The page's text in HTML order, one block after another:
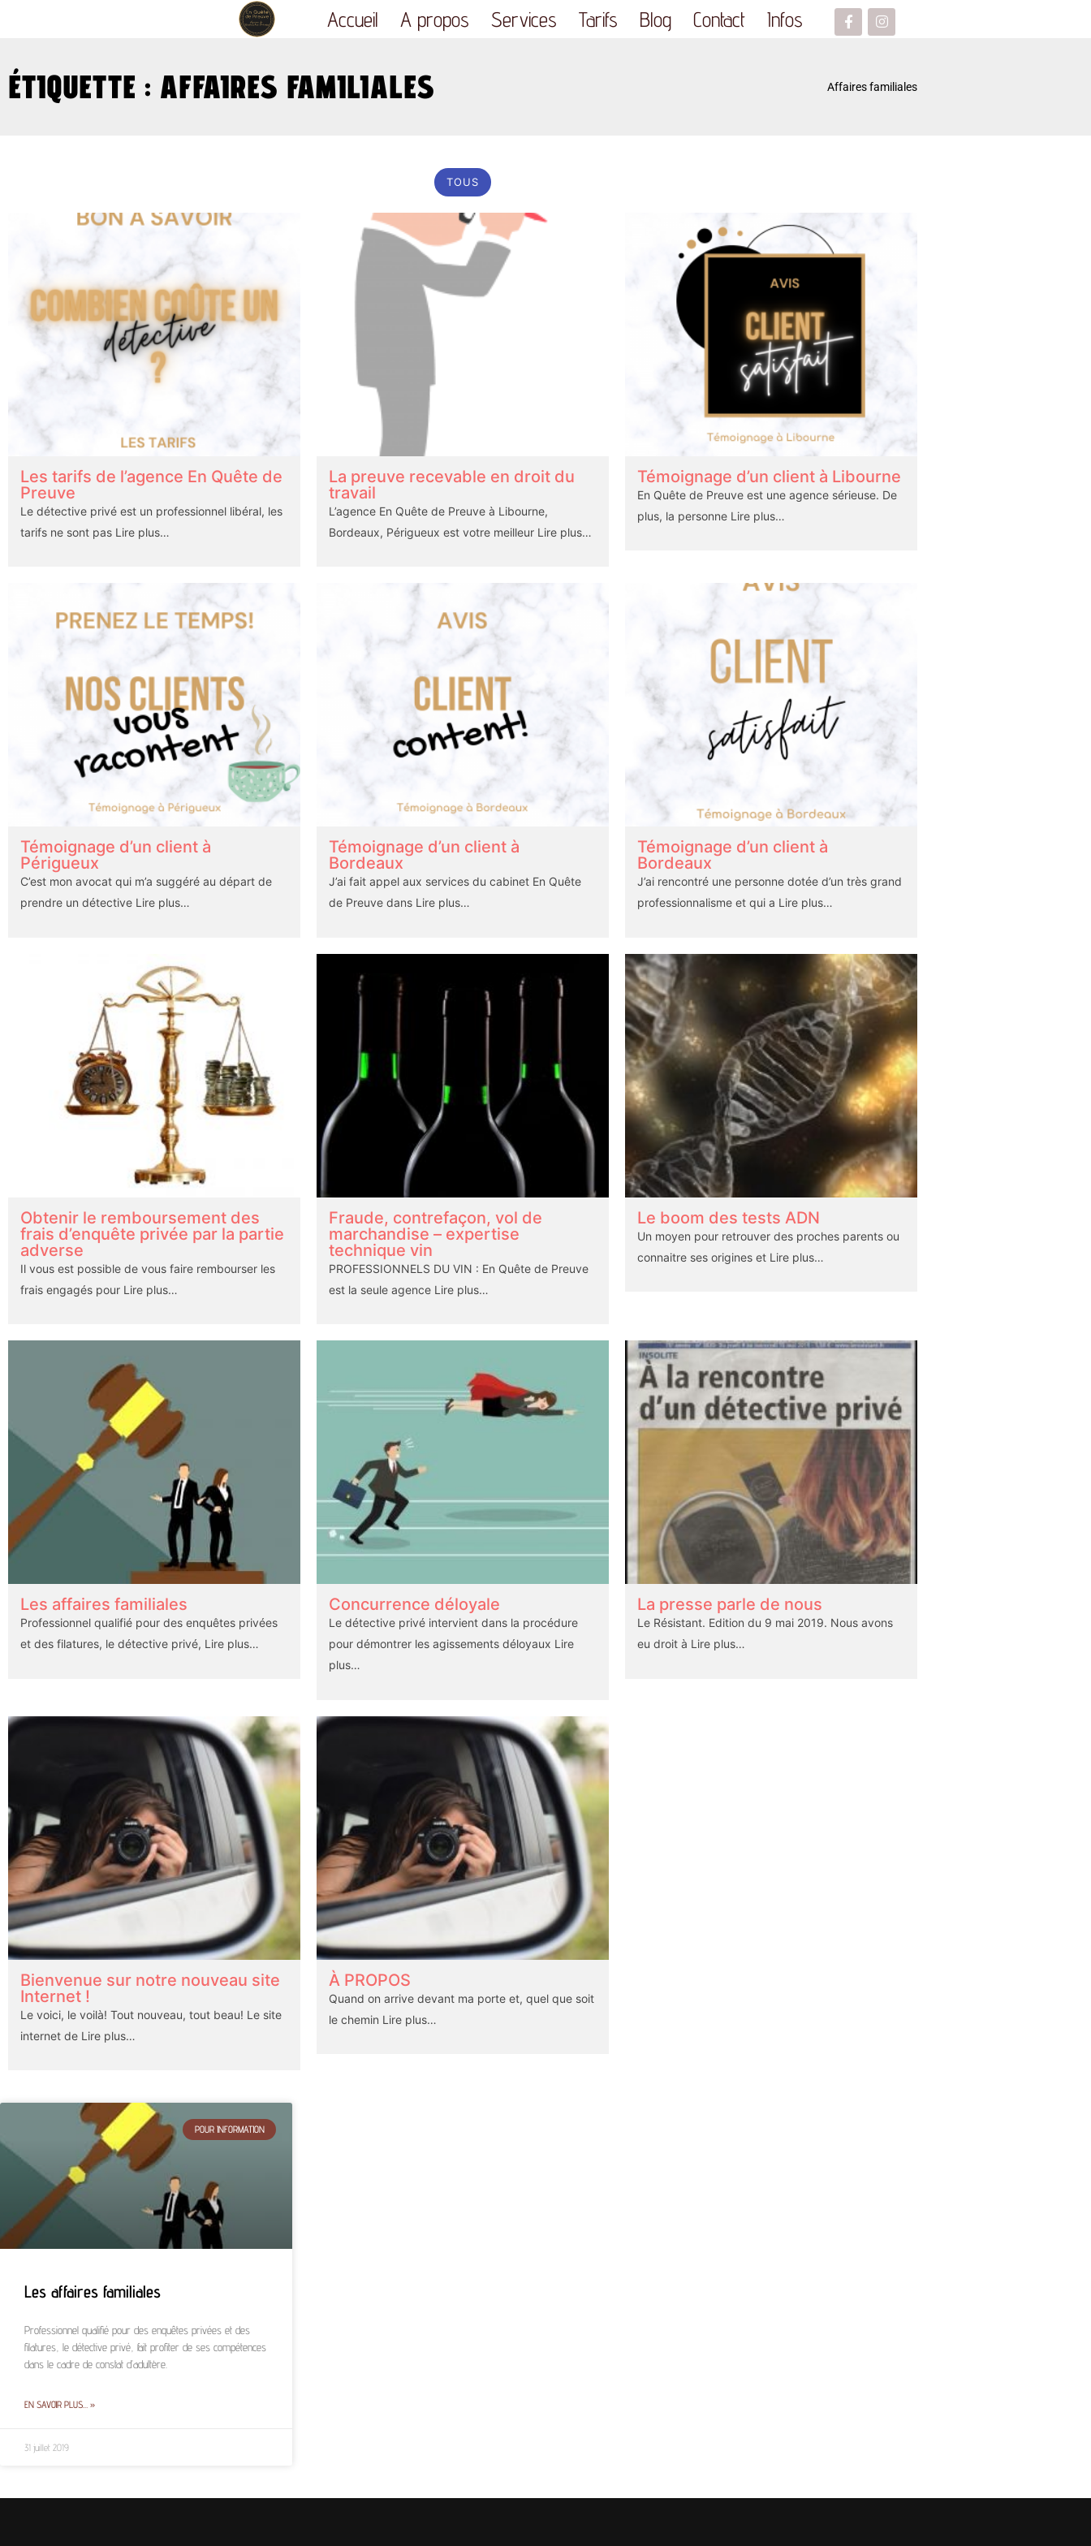
Accueil A propos Services Tarifs Blog Contact Infos
ÉTIQUETTE : AFFAIRES FAMILIALES Affaires familiales
TOUS
Les tarifs de l’agence En Quête de
Preuve
Le détective privé est un professionnel libéral, les
tarifs ne sont pas Lire plus…
La preuve recevable en droit du
travail
L’agence En Quête de Preuve à Libourne,
Bordeaux, Périgueux est votre meilleurLire plus…
Témoignage d’un client à Libourne
En Quête de Preuve est une agence sérieuse. De
plus, la personneLire plus…
Témoignage d’un client à
Périgueux
C’est mon avocat qui m’a suggéré au départ de
prendre un détective Lire plus…
Témoignage d’un client à
Bordeaux
J’ai fait appel aux services du cabinet En Quête
de Preuve dansLire plus…
Témoignage d’un client à
Bordeaux
J’ai rencontré une personne dotée d’un très grand
professionnalisme et qui a Lire plus…
Obtenir le remboursement des
frais d’enquête privée par la partie
adverse
Il vous est possible de vous faire rembourser les
frais engagés pour Lire plus…
Fraude, contrefaçon, vol de
marchandise – expertise
technique vin
PROFESSIONNELS DU VIN : En Quête de Preuve
est la seule agenceLire plus…
Le boom des tests ADN
Un moyen pour retrouver des proches parents ou
connaitre ses origines etLire plus…
Les affaires familiales
Professionnel qualifié pour des enquêtes privées
et des filatures, le détective privé, Lire plus…
Concurrence déloyale
Le détective privé intervient dans la procédure
pour démontrer les agissements déloyaux Lire
plus…
La presse parle de nous
Le Résistant. Edition du 9 mai 2019. Nous avons
eu droit à Lire plus…
Bienvenue sur notre nouveau site
Internet !
Le voici, le voilà! Tout nouveau, tout beau! Le site
internet de Lire plus…
À PROPOS
Quand on arrive devant ma porte et, quel que soit
le chemin Lire plus…
POUR INFORMATION
Les affaires familiales
Professionnel qualifié pour des enquêtes privées et des
filatures, le détective privé, fait profiter de ses compétences
dans le cadre de constat d’adultère.
EN SAVOIR PLUS… »
31 juillet 2019